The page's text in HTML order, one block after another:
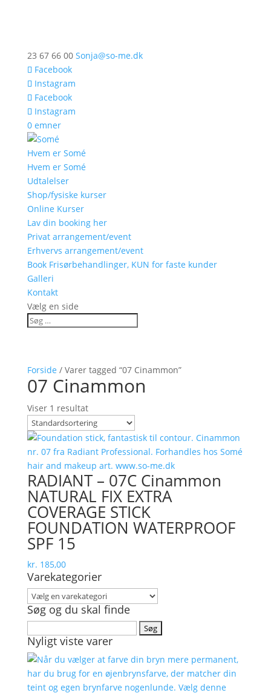
23 67 66 00 Sonja@so-me.dk
Facebook
Instagram
Facebook
Instagram
0 emner
Hvem er Somé
Hvem er Somé
Udtalelser
Shop/fysiske kurser
Online Kurser
Lav din booking her
Privat arrangement/event
Erhvervs arrangement/event
Book Frisørbehandlinger, KUN for faste kunder
Galleri
Kontakt
Vælg en side
Forside / Varer tagged “07 Cinammon”
07 Cinammon
Viser 1 resultat
RADIANT – 07C Cinammon
NATURAL FIX EXTRA
COVERAGE STICK
FOUNDATION WATERPROOF
SPF 15
kr. 185,00
Varekategorier
Søg og du skal finde
efter:
Nyligt viste varer